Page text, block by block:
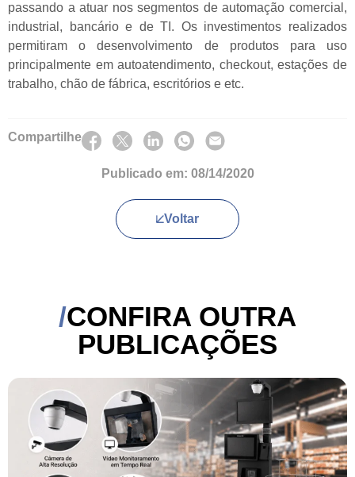
passando a atuar nos segmentos de automação comercial,
industrial, bancário e de TI. Os investimentos realizados
permitiram o desenvolvimento de produtos para uso
principalmente em autoatendimento, checkout, estações de
trabalho, chão de fábrica, escritórios e etc.
Voltar
Publicado em: 08/14/2020
Compartilhe
CONFIRA OUTRA
PUBLICAÇÕES